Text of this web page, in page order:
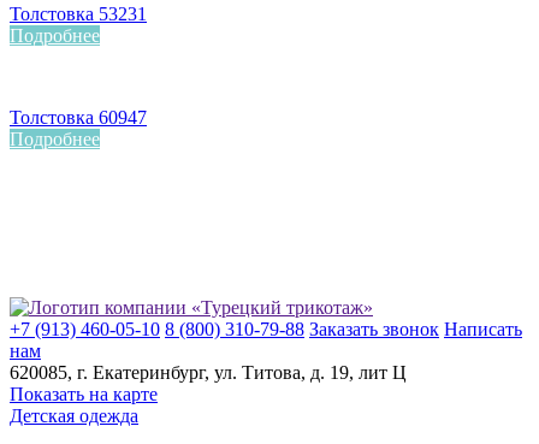
Толстовка 53231
Подробнее
Толстовка 60947
Подробнее
+7 (913) 460-05-10 8 (800) 310-79-88 Заказать звонок Написать
нам
620085, г. Екатеринбург, ул. ​Титова, д. 19, лит Ц
Показать на карте
Детская одежда